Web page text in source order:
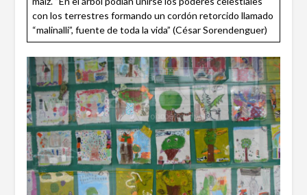
con los terrestres formando un cordón retorcido llamado
“malinalli”, fuente de toda la vida” (César Sorendenguer)